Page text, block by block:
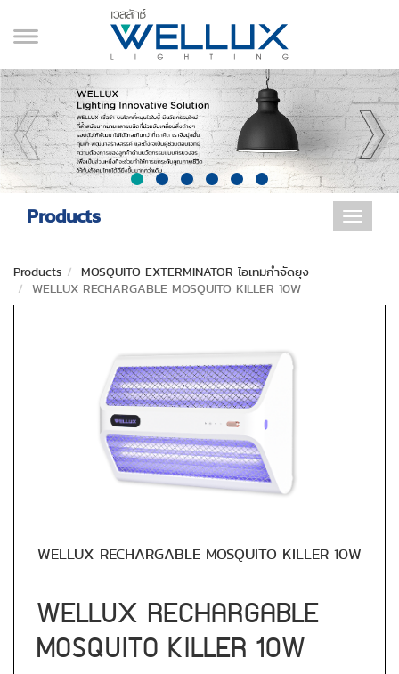
Toggle
Products
Products
MOSQUITO EXTERMINATOR ไอเทมกำจัดยุง
WELLUX RECHARGABLE MOSQUITO KILLER 10W
WELLUX RECHARGABLE MOSQUITO KILLER 10W
WELLUX RECHARGABLE
MOSQUITO KILLER 10W